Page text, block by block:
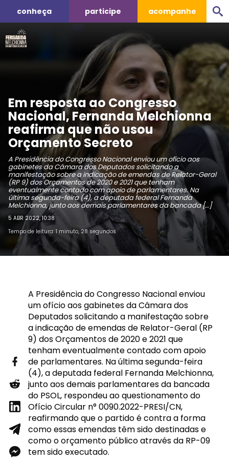
conheça participe acompanhe
Em resposta ao Congresso
Nacional, Fernanda Melchionna
reafirma que não usou
Orçamento Secreto
A Presidência do Congresso Nacional enviou um ofício aos
gabinetes da Câmara dos Deputados solicitando a
manifestação sobre a indicação de emendas de Relator-Geral
(RP 9) dos Orçamentos de 2020 e 2021 que tenham
eventualmente contado com apoio de parlamentares. Na
última segunda-feira (4), a deputada federal Fernanda
Melchionna, junto aos demais parlamentares da bancada […]
5 ABR 2022, 10:38
Tempo de leitura: 1 minuto, 28 segundos
A Presidência do Congresso Nacional enviou
um ofício aos gabinetes da Câmara dos
Deputados solicitando a manifestação sobre
a indicação de emendas de Relator-Geral (RP
9) dos Orçamentos de 2020 e 2021 que
tenham eventualmente contado com apoio
de parlamentares. Na última segunda-feira
(4), a deputada federal Fernanda Melchionna,
junto aos demais parlamentares da bancada
do PSOL, respondeu ao questionamento do
Ofício Circular n° 0090.2022-PRESI/CN,
reafirmando que o partido é contra a forma
como essas emendas têm sido destinadas e
como o orçamento público através da RP-09
tem sido executado.